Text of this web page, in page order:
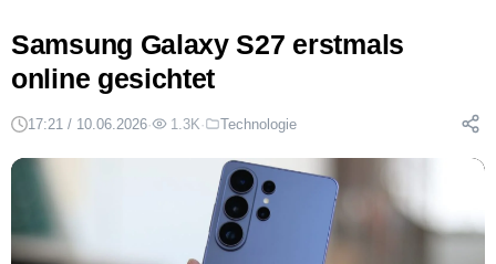
Samsung Galaxy S27 erstmals
online gesichtet
17:21 / 10.06.2026· 1.3K· Technologie